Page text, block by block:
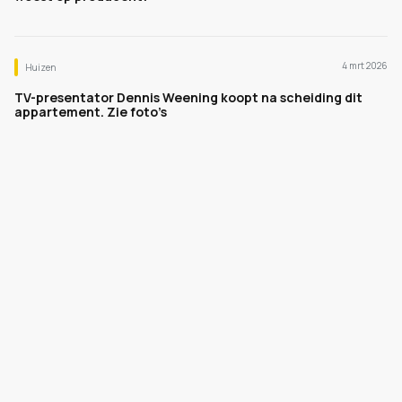
Huizen 4 mrt 2026
TV-presentator Dennis Weening koopt na scheiding dit
appartement. Zie foto’s